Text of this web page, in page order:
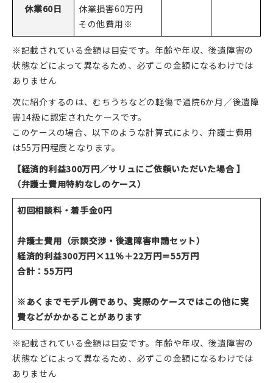
休業60日
休業損害60万円
その他費用※
※記載されている金額は目安です。年齢や年収、後遺障害の
状態などによって異なるため、必ずこの金額になるわけでは
ありません
次に紹介するのは、むちうちなどの軽傷で通院6か月／後遺障
害14級に認定されたケースです。
このケースの場合、以下のような計算式により、弁護士費用
は55万円程度となります。
【経済的利益300万円／サリュにご依頼いただいた場合 】
（弁護士費用特約なしのケース）
初回相談料・着手金0円
弁護士費用（示談交渉・後遺障害申請セット）
経済的利益300万円×11％＋22万円＝55万円
合計：55万円
※あくまでモデル例であり、実際のケースではこの他に実
費などがかかることがあります
※記載されている金額は目安です。年齢や年収、後遺障害の
状態などによって異なるため、必ずこの金額になるわけでは
ありません